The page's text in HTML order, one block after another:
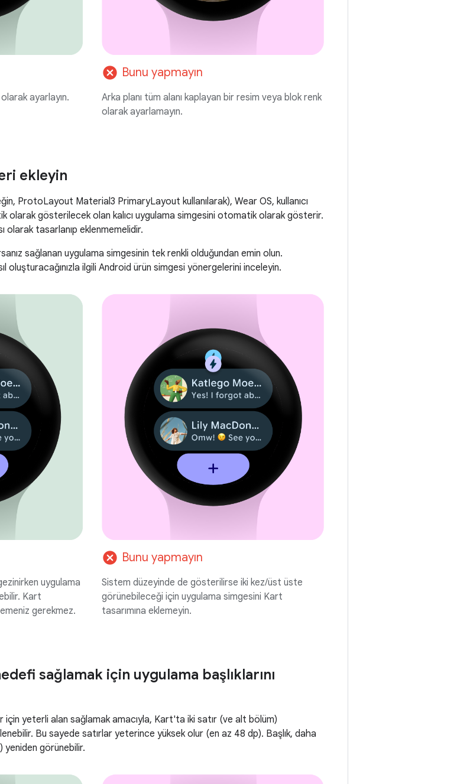
ayarlayın.
cancel Bunu yapmayın
Arka planı tüm alanı kaplayan bir resim veya blok renk
olarak ayarlamayın.
ekleyin
ProtoLayout Material3 PrimaryLayout kullanılarak), Wear OS, kullanıcı
olarak gösterilecek olan kalıcı uygulama simgesini otomatik olarak gösterir.
olarak tasarlanıp eklenmemelidir.
sağlanan uygulama simgesinin tek renkli olduğundan emin olun.
oluşturacağınızla ilgili Android ürün simgesi yönergelerini inceleyin.
uygulama
Kart
gerekmez.
cancel Bunu yapmayın
Sistem düzeyinde de gösterilirse iki kez/üst üste
görünebileceği için uygulama simgesini Kart
tasarımına eklemeyin.
sağlamak için uygulama başlıklarını
için yeterli alan sağlamak amacıyla, Kart'ta iki satır (ve alt bölüm)
Bu sayede satırlar yeterince yüksek olur (en az 48 dp). Başlık, daha
yeniden görünebilir.